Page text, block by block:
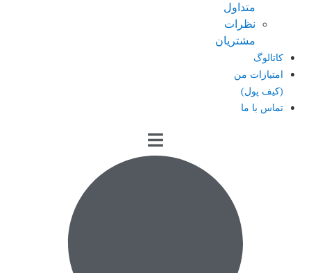
متداول
نظرات
مشتریان
کاتالوگ
امتیازات من
(کیف پول)
تماس با ما